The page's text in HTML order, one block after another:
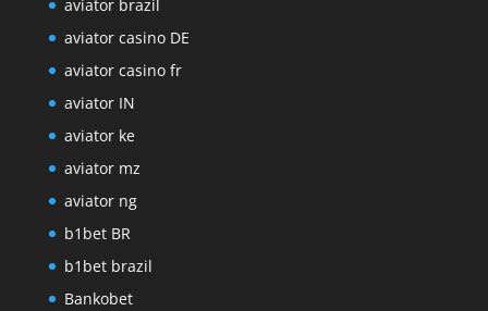
aviator brazil
aviator casino DE
aviator casino fr
aviator IN
aviator ke
aviator mz
aviator ng
b1bet BR
b1bet brazil
Bankobet